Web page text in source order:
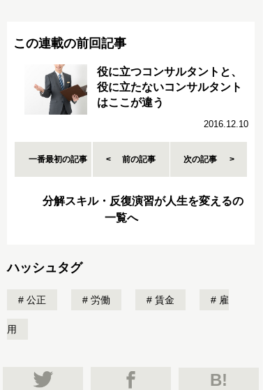
この連載の前回記事
役に立つコンサルタントと、
役に立たないコンサルタント
はここが違う
2016.12.10
一番最初の記事 前の記事 次の記事
分解スキル・反復演習が人生を変えるの
一覧へ
ハッシュタグ
公正 労働 賃金 雇
用
B!